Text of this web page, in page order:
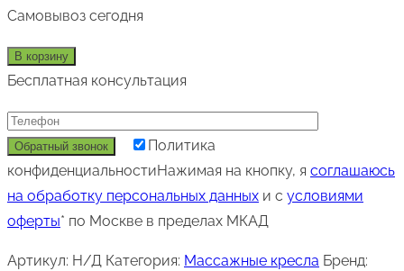
Самовывоз сегодня
В корзину
Бесплатная консультация
Политика
конфиденциальностиНажимая на кнопку, я соглашаюсь
на обработку персональных данных и с условиями
оферты* по Москве в пределах МКАД
Артикул: Н/Д Категория: Массажные кресла Бренд: